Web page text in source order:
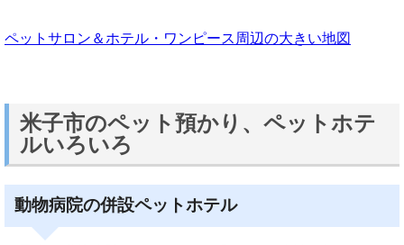
ペットサロン＆ホテル・ワンピース周辺の大きい地図
米子市のペット預かり、ペットホテ
ルいろいろ
動物病院の併設ペットホテル